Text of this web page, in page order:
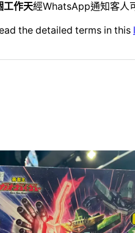
工作天經WhatsApp通知客人
the detailed terms in this